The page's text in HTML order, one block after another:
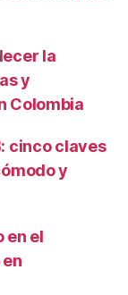
la
y
Colombia
cinco claves
y
en el